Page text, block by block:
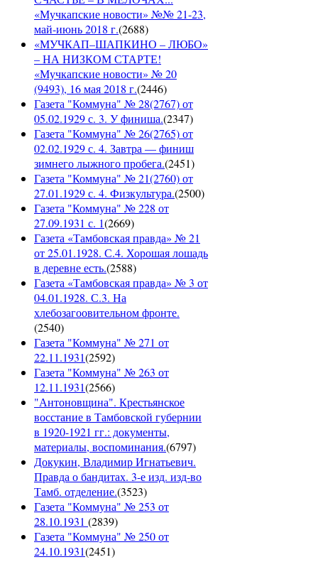
«Мучкапские новости» №№ 21-23,
май-июнь 2018 г.(2688)
«МУЧКАП–ШАПКИНО – ЛЮБО»
– НА НИЗКОМ СТАРТЕ!
«Мучкапские новости» № 20
(9493), 16 мая 2018 г.(2446)
Газета "Коммуна" № 28(2767) от
05.02.1929 с. 3. У финиша.(2347)
Газета "Коммуна" № 26(2765) от
02.02.1929 с. 4. Завтра — финиш
зимнего лыжного пробега.(2451)
Газета "Коммуна" № 21(2760) от
27.01.1929 с. 4. Физкультура.(2500)
Газета "Коммуна" № 228 от
27.09.1931 с. 1(2669)
Газета «Тамбовская правда» № 21
от 25.01.1928. С.4. Хорошая лошадь
в деревне есть.(2588)
Газета «Тамбовская правда» № 3 от
04.01.1928. С.3. На
хлебозагоовительном фронте.
(2540)
Газета "Коммуна" № 271 от
22.11.1931(2592)
Газета "Коммуна" № 263 от
12.11.1931(2566)
"Антоновщина". Крестьянское
восстание в Тамбовской губернии
в 1920-1921 гг.: документы,
материалы, воспоминания.(6797)
Докукин, Владимир Игнатьевич.
Правда о бандитах. 3-е изд. изд-во
Тамб. отделение.(3523)
Газета "Коммуна" № 253 от
28.10.1931 (2839)
Газета "Коммуна" № 250 от
24.10.1931(2451)